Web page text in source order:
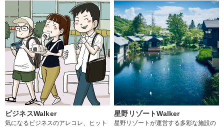
ビジネスWalker
気になるビジネスのアレコレ、ヒット
星野リゾートWalker
星野リゾートが運営する多彩な施設の